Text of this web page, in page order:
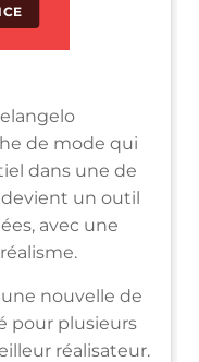
de mode qui
dans une de
un outil
avec une
nouvelle de
pour plusieurs
réalisateur.